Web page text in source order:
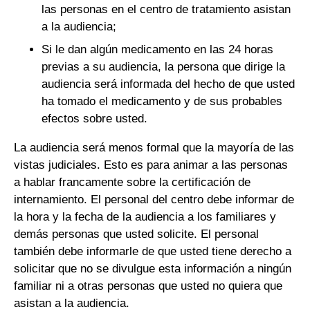
las personas en el centro de tratamiento asistan
a la audiencia;
Si le dan algún medicamento en las 24 horas
previas a su audiencia, la persona que dirige la
audiencia será informada del hecho de que usted
ha tomado el medicamento y de sus probables
efectos sobre usted.
La audiencia será menos formal que la mayoría de las
vistas judiciales. Esto es para animar a las personas
a hablar francamente sobre la certificación de
internamiento. El personal del centro debe informar de
la hora y la fecha de la audiencia a los familiares y
demás personas que usted solicite. El personal
también debe informarle de que usted tiene derecho a
solicitar que no se divulgue esta información a ningún
familiar ni a otras personas que usted no quiera que
asistan a la audiencia.